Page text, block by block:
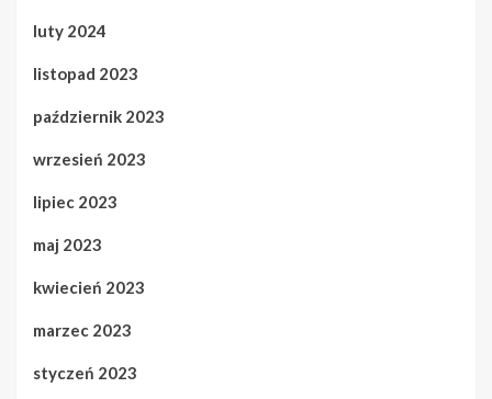
luty 2024
listopad 2023
październik 2023
wrzesień 2023
lipiec 2023
maj 2023
kwiecień 2023
marzec 2023
styczeń 2023